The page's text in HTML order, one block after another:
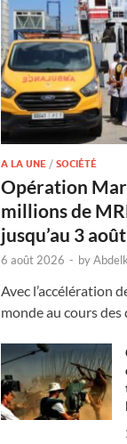
A LA UNE /SOCIÉTÉ
Opération
millions de
jusqu’au 3 août
6 août 2026 - by
Avec l’accélération
monde au cours des